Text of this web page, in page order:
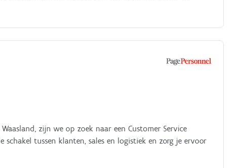
zijn we op zoek naar een Customer Service
schakel tussen klanten, sales en logistiek en zorg je ervoor